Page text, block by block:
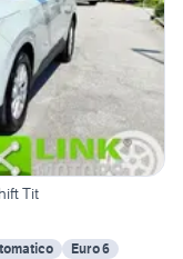
Tit
Euro 6